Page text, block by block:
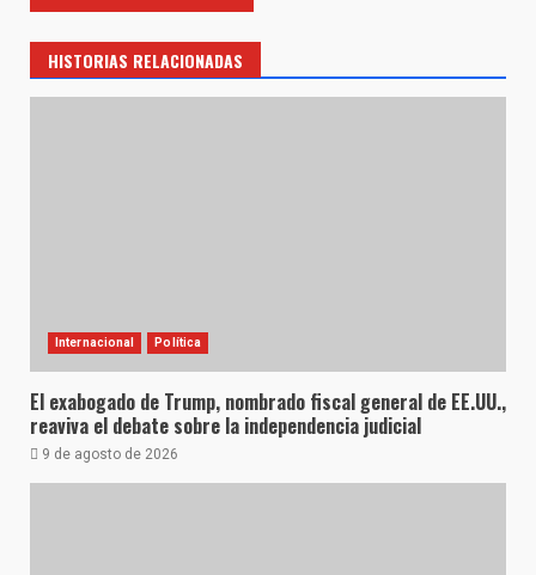
HISTORIAS RELACIONADAS
Internacional Política
El exabogado de Trump, nombrado fiscal general de EE.UU.,
reaviva el debate sobre la independencia judicial
9 de agosto de 2026